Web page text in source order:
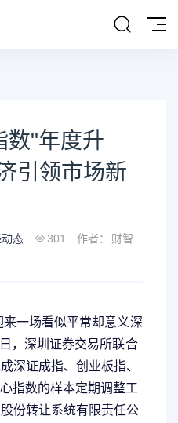
数"年度升
引领市场新
态 301 作者：
财智
一场看似平常却意义深
，深圳证券交易所联合
深证成指、创业板指、
指数的样本定期调整工
份转让系统有限责任公